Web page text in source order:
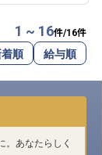
込む
へ
1 ~ 16件/16件
着順 給与順
。あなたらしく